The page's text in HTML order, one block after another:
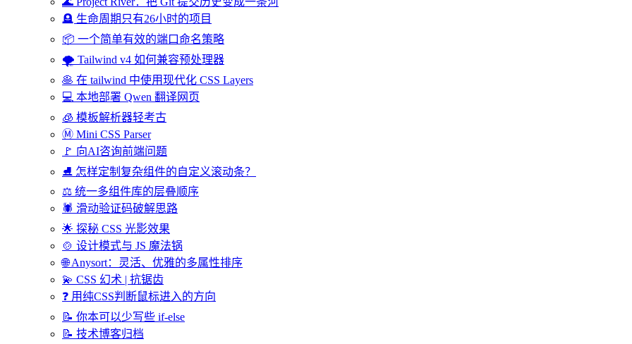
🪦 生命周期只有26小时的项目
📦 一个简单有效的端口命名策略
🌪️ Tailwind v4 如何兼容预处理器
🥞 在 tailwind 中使用现代化 CSS Layers
💻 本地部署 Qwen 翻译网页
🧊 模板解析器轻考古
Ⓜ️ Mini CSS Parser
🚩 向AI咨询前端问题
⛸️ 怎样定制复杂组件的自定义滚动条？
⚖️ 统一多组件库的层叠顺序
🕷️ 滑动验证码破解思路
🌟 探秘 CSS 光影效果
🍲 设计模式与 JS 魔法锅
🌐 Anysort：灵活、优雅的多属性排序
💫 CSS 幻术 | 抗锯齿
❓ 用纯CSS判断鼠标进入的方向
📝 你本可以少写些 if-else
📝 技术博客归档